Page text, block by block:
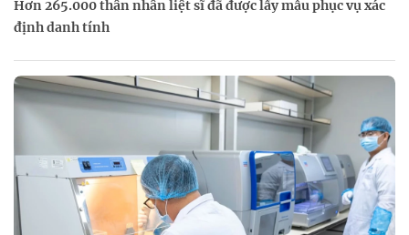
Hơn 265.000 thân nhân liệt sĩ đã được lấy mẫu phục vụ xác
định danh tính